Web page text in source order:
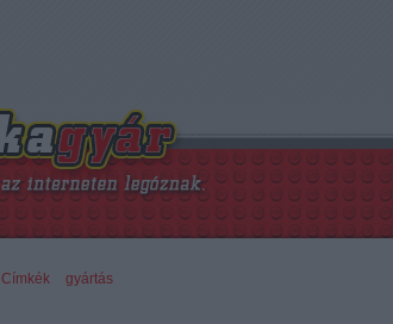
Címkék» gyártás